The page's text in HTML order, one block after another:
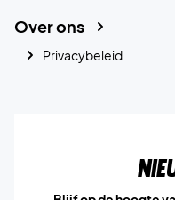
Over ons
Privacybeleid